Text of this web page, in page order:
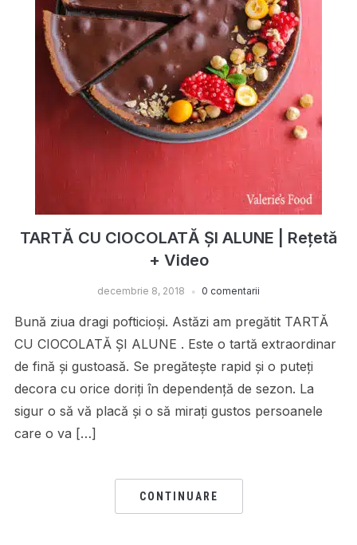
TARTĂ CU CIOCOLATĂ ȘI ALUNE | Rețetă
+ Video
decembrie 8, 2018 0 comentarii
Bună ziua dragi pofticioși. Astăzi am pregătit TARTĂ
CU CIOCOLATĂ ȘI ALUNE . Este o tartă extraordinar
de fină și gustoasă. Se pregătește rapid și o puteți
decora cu orice doriți în dependență de sezon. La
sigur o să vă placă și o să mirați gustos persoanele
care o va […]
CONTINUARE